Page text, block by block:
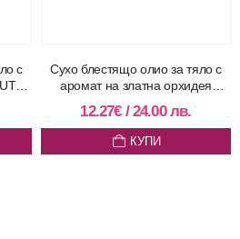
с
Сухо блестящо олио за тяло с
аромат на златна орхидея
FLOWER BLOSSOM
12.27€ /24.00лв.
КУПИ